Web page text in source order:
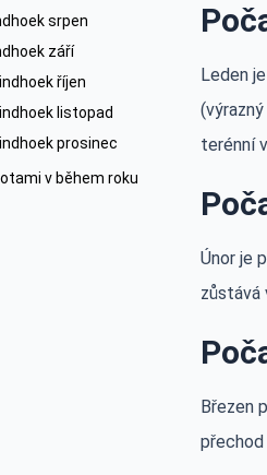
srpen
září
říjen
listopad
prosinec
v během roku
Leden
terénní
Únor je
zůstává
Březen